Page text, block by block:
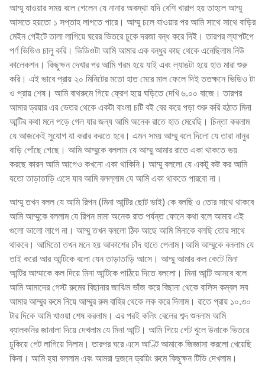
আম্মু যাওয়ার সময় বলে গেলেন যে নানার অবস্থা যদি বেশি খারাপ হয় তাহলে আম্মু
আসতে হয়তো ১ সপ্তাহ লাগতে পারে। আম্মু চলে যাওয়ার পর আমি সাথে সাথে বাড়ির
মেইন গেইটে তালা লাগিয়ে ঘরের ভিতরে ঢুকে দরজা বন্ধ করে দিই। তারপর ল্যাপটপে
পর্ণ ভিডিও চালু করি। ভিডিওটা আমি আমার এক বন্ধুর কাছ থেকে এনেছিলাম নিউ
কালেকশন। কিছুক্ষন দেখার পর আমি গরম হয়ে যাই এবং ল্যাঙটা হয়ে হাত মারা শুরু
করি। এই ভাবে প্রায় ২০ মিনিটের মতো হাত মেরে মাল ফেলে দিই ততক্ষনে ভিডিও টা
ও প্রায় শেষ। আমি বাথরুমে গিয়ে ফ্রেশ হয়ে ঘড়িতে দেখি ৬.০০ বাজে। তারপর
আমার ড্রয়ার এর ভেতর থেকে একটা বাংলা চটি বই বের করে পড়া শুরু করি হঠাত মিনা
আন্টির কথা মনে পড়ে গেল যার জন্য আমি অনেক রাতে হাত মেরেছি। চিন্তা করলাম
যে আজকেই সুযোগ যা করার করতে হবে। এমন সময় আম্মু বলে দিলো যে তারা নানুর
বাড়ি পোঁছে গেছে। আমি আম্মুকে বললাম যে আম্মু আমার রাতে একা থাকতে ভয়
করছে কারন আমি আগেও কখনো একা থাকিনি। আম্মু বললো যে একটু কষ্ট কর আমি
যতো তাড়াতাড়ি এসে যাব আমি বলল্লাম যে আমি একা থাকতে পারবো না।
আম্মু তখন বলল যে আমি রিপন (মিনা আন্টির ছোট ভাই) কে বলছি ও তোর সাথে থাকবে
আমি আম্মুকে বললাম যে রিপন মামা অনেক রাত পর্যন্ত ফোনে কথা বলে আমার এই
গুলো ভালো লাগে না। আম্মু তখন বললো ঠিক আছে আমি মিনাকে বলছি তোর সাথে
থাকবে। আমিতো তখন মনে হয় আকাশের চাঁদ হাতে পেলাম।আমি আম্মুকে বললাম যে
তাই করো আর আন্টিকে বলো যেন তাড়াতাড়ি আসে। আম্মু আমার কল কেটে মিনা
আন্টির আম্মাকে কল দিয়ে মিনা আন্টিকে পাঠিয়ে দিতে বললো। মিনা আন্টি আসবে বলে
আমি আমাদের গেস্ট রুমের বিছানার জাঝিম ভাঁজ করে বিছানা থেকে বালিস কম্বল সব
আমার আম্মুর রুমে নিয়ে আম্মুর রুম বাহির থেকে লক করে দিলাম। রাতে প্রায় ১০.৩০
টার দিকে আমি খাওয়া শেষ করলাম। এর পরই কলিং বেলের শব্দ শুনলাম আমি
ব্যালকনির জানালা দিয়ে দেখলাম যে মিনা আন্টি। আমি গিয়ে গেট খুলে উনাকে ভিতরে
ঢুকিয়ে গেট লাগিয়ে দিলাম। তারপর ঘরে এসে আণ্টি আমাকে জিজ্ঞাসা করলো খেয়েছি
কিনা। আমি হ্যা বললাম এবং আমরা দুজনে ড্রয়িং রুমে কিছুক্ষন টিভি দেখলাম।